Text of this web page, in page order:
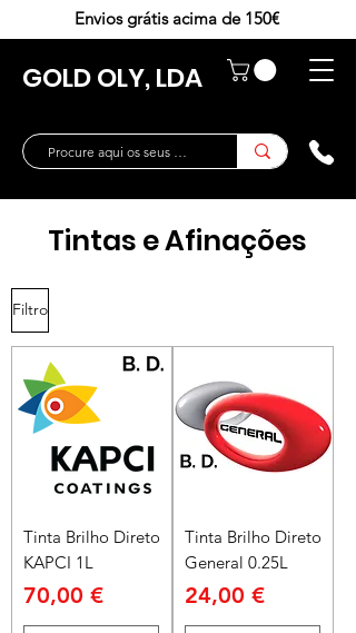
GOLD OLY, LDA
Envios grátis acima de 150€
Tintas e Afinações
Filtro
Tinta Brilho Direto
KAPCI 1L
Preço
70,00 €
Tinta Brilho Direto
General 0.25L
Preço
24,00 €